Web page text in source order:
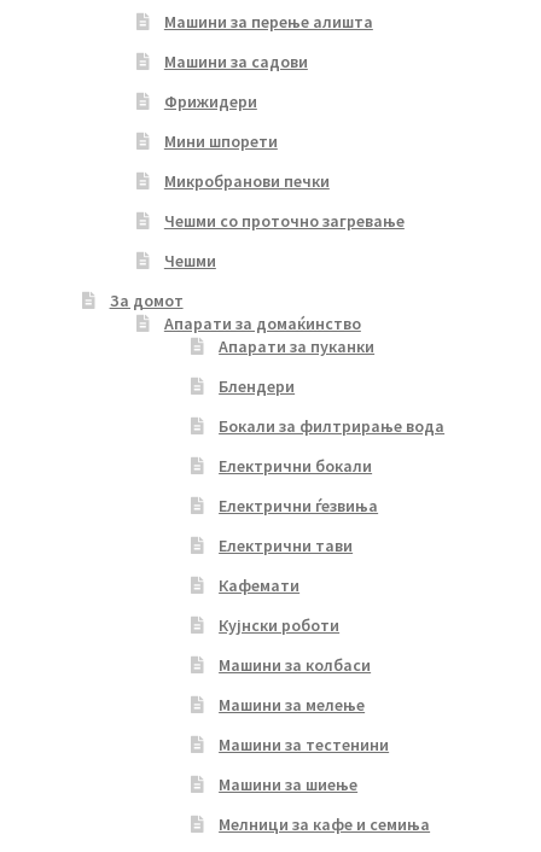
Машини за перење алишта
Машини за садови
Фрижидери
Мини шпорети
Микробранови печки
Чешми со проточно загревање
Чешми
За домот
Апарати за домаќинство
Апарати за пуканки
Блендери
Бокали за филтрирање вода
Електрични бокали
Електрични ѓезвиња
Електрични тави
Кафемати
Кујнски роботи
Машини за колбаси
Машини за мелење
Машини за тестенини
Машини за шиење
Мелници за кафе и семиња